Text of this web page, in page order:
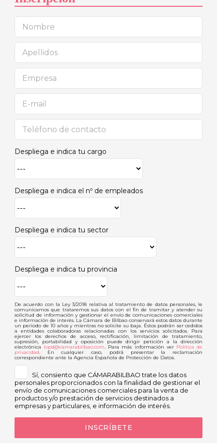
Despliega e indica tu cargo
Despliega e indica el nº de empleados
Despliega e indica tu sector
Despliega e indica tu provincia
De acuerdo con la Ley 3/2018 relativa al tratamiento de datos personales, le
comunicamos que trataremos sus datos con el fin de tramitar y atender su
solicitud de información y gestionar el envío de comunicaciones comerciales
e información de interés. La Cámara de Bilbao conservará estos datos durante
un periodo de 10 años y mientras no solicite su baja. Éstos podrán ser cedidos
a entidades colaboradoras relacionadas con los servicios solicitados. Para
ejercer los derechos de acceso, rectificación, limitación de tratamiento,
supresión, portabilidad y oposición puede dirigir petición a la dirección
electrónica lopd@camarabilbao.com . Para más información ver Política de
privacidad . En cualquier caso, podrá presentar la reclamación
correspondiente ante la Agencia Española de Protección de Datos.
Sí, consiento que CÁMARABILBAO trate los datos
personales proporcionados con la finalidad de gestionar el
envío de comunicaciones comerciales para la venta de
productos y/o prestación de servicios destinados a
empresas y particulares, e información de interés.